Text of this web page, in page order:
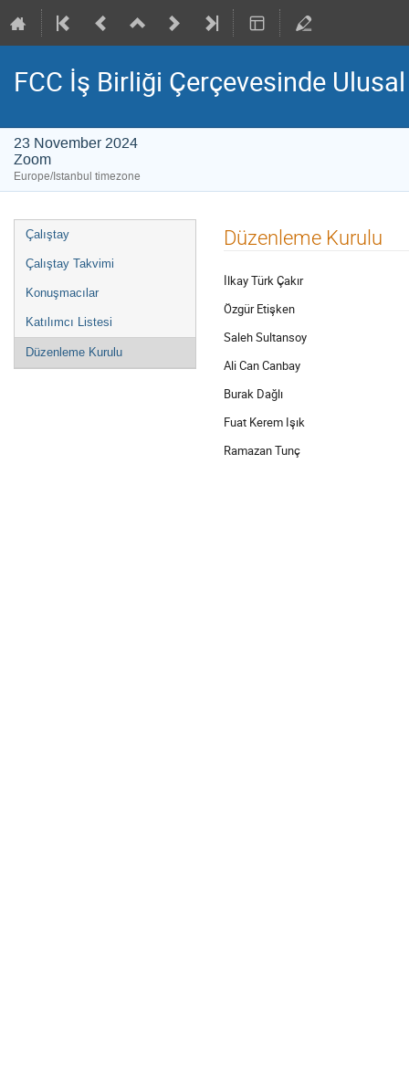
FCC İş Birliği Çerçevesinde Ulusal
23 November 2024
Zoom
Europe/Istanbul timezone
Event
menu
Çalıştay
Çalıştay Takvimi
Konuşmacılar
Katılımcı Listesi
Düzenleme Kurulu
Düzenleme Kurulu
İlkay Türk Çakır
Özgür Etişken
Saleh Sultansoy
Ali Can Canbay
Burak Dağlı
Fuat Kerem Işık
Ramazan Tunç